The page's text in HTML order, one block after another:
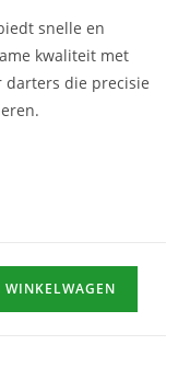
snelle en
kwaliteit met
darters die precisie
WINKELWAGEN